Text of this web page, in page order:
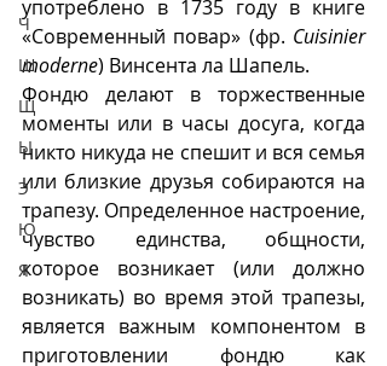
Ч
Ш
Щ
Ы
Э
Ю
Я
употреблено в 1735 году в книге
«Современный повар» (фр. Cuisinier
moderne) Винсента ла Шапель.
Фондю делают в торжественные
моменты или в часы досуга, когда
никто никуда не спешит и вся семья
или близкие друзья собираются на
трапезу. Определенное настроение,
чувство единства, общности,
которое возникает (или должно
возникать) во время этой трапезы,
является важным компонентом в
приготовлении фондю как